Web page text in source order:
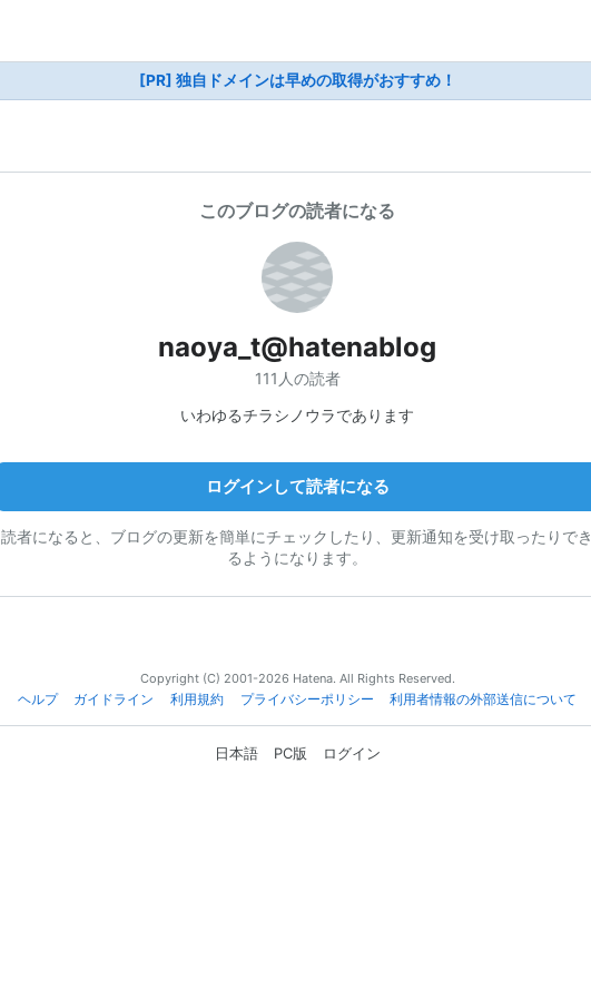
[PR] 独自ドメインは早めの取得がおすすめ！
このブログの読者になる
naoya_t@hatenablog
111人の読者
いわゆるチラシノウラであります
ログインして読者になる
読者になると、ブログの更新を簡単にチェックしたり、更新通知を受け取ったりでき
るようになります。
Copyright (C) 2001-2026 Hatena. All Rights Reserved.
ヘルプ
ガイドライン 利用規約 プライバシーポリシー 利用者情報の外部送信について
日本語 PC版 ログイン